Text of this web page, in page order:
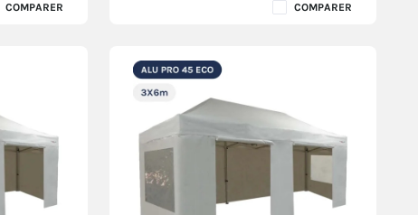
COMPARER COMPARER